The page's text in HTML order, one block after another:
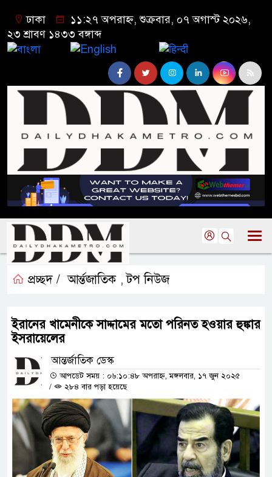
ঢাকা
১১:২৭ অপরাহ্ন, শুক্রবার, ০৭ অগাস্ট ২০২৬,
২৩ শ্রাবণ ১৪৩৩ বঙ্গাব্দ
প্রচ্ছদ / আর্ন্তজাতিক ,টপ নিউজ
ইরানের খামেনীকে সাদ্দামের মতো পরিনত হওয়ার হুঙ্কার
ইসরায়েলের
আন্তর্জাতিক ডেস্ক
আপডেট সময় : ০৬:১০:৪৮ অপরাহ্ন, মঙ্গলবার, ১৭ জুন ২০২৫
/
২৮৪ বার পড়া হয়েছে